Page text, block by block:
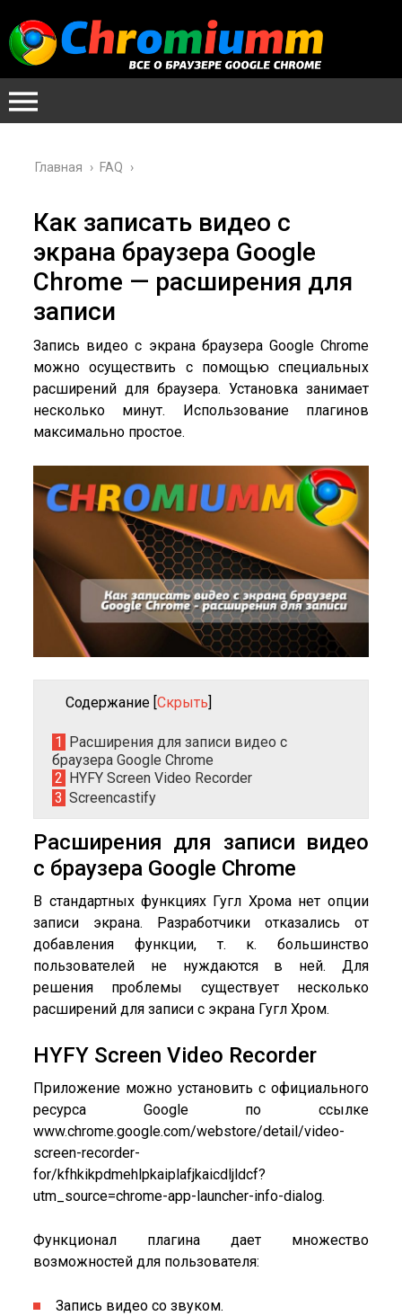
Главная › FAQ ›
Как записать видео с
экрана браузера Google
Chrome — расширения для
записи
Запись видео с экрана браузера Google Chrome
можно осуществить с помощью специальных
расширений для браузера. Установка занимает
несколько минут. Использование плагинов
максимально простое.
Содержание [Скрыть
1
Расширения для записи видео с
браузера Google Chrome
2 HYFY Screen Video Recorder
3 Screencastify
Расширения для записи видео
с браузера Google Chrome
В стандартных функциях Гугл Хрома нет опции
записи экрана. Разработчики отказались от
добавления функции, т. к. большинство
пользователей не нуждаются в ней. Для
решения проблемы существует несколько
расширений для записи с экрана Гугл Хром.
HYFY Screen Video Recorder
Приложение можно установить с официального
ресурса Google по ссылке
www.chrome.google.com/webstore/detail/video-
screen-recorder-
for/kfhkikpdmehlpkaiplafjkaicdljldcf?
utm_source=chrome-app-launcher-info-dialog.
Функционал плагина дает множество
возможностей для пользователя:
Запись видео со звуком.